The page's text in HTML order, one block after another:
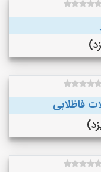
فاظلابی